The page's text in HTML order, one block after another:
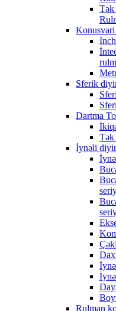
Tək
Sferik
Dartma
Tək
İynəli
Rulman